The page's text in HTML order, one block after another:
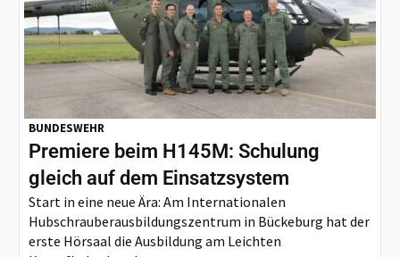
BUNDESWEHR
Premiere beim H145M: Schulung
gleich auf dem Einsatzsystem
Start in eine neue Ära: Am Internationalen
Hubschrauberausbildungszentrum in Bückeburg hat der
erste Hörsaal die Ausbildung am Leichten